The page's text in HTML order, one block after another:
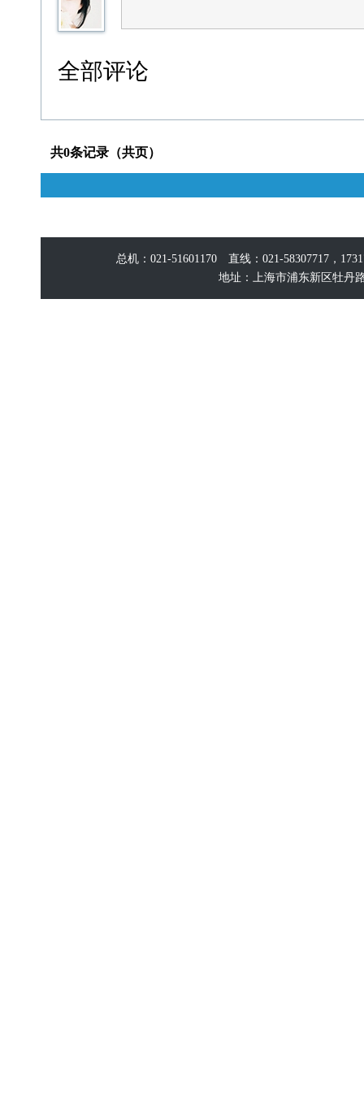
全部评论
共0条记录（共页）
总机：021-51601170 直线：021-58307717，
地址：上海市浦东新区牡丹